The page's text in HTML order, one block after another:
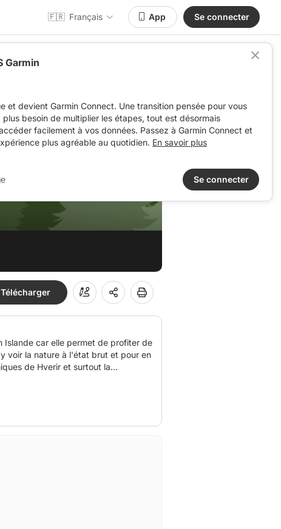
🇫🇷 Français App Se connecter
Télécharger
car elle permet de profiter de
voir la nature à l'état brut et pour en
de Hverir et surtout la
lien url suivant :
Garmin
et devient Garmin Connect. Une transition pensée pour vous
plus besoin de multiplier les étapes, tout est désormais
facilement à vos données. Passez à Garmin Connect et
plus agréable au quotidien. En savoir plus
Se connecter